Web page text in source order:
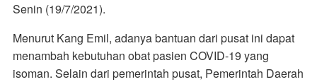
Senin (19/7/2021).
Menurut Kang Emil, adanya bantuan dari pusat ini dapat
menambah kebutuhan obat pasien COVID-19 yang
isoman. Selain dari pemerintah pusat, Pemerintah Daerah